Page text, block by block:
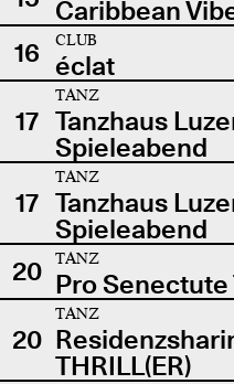
Caribbean
16
CLUB
éclat
17
TANZ
Tanzhaus
Spieleabend
17
TANZ
Tanzhaus
Spieleabend
20
TANZ
Pro
20
TANZ
THRILL(ER)